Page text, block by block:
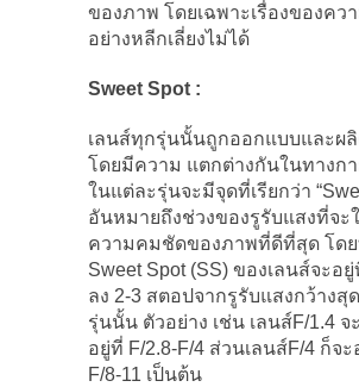
ของภาพ โดยเฉพาะเรื่องของคว
อย่างหลีกเลี่ยงไม่ได้
Sweet Spot :
เลนส์ทุกรุ่นนั้นถูกออกแบบและผ
โดยมีความ แตกต่างกันในทางก
ในแต่ละรุ่นจะมีจุดที่เรียกว่า
อันหมายถึงช่วงของรูรับแสงที่จ
ความคมชัดของภาพที่ดีที่สุด โดย
Sweet Spot (SS) ของเลนส์จะอ
ลง 2-3 สตอปจากรูรับแสงกว้างสุ
รุ่นนั้น ตัวอย่าง เช่น เลนส์F/1.4 จ
อยู่ที่ F/2.8-F/4 ส่วนเลนส์F/4 ก็จ
F/8-11 เป็นต้น